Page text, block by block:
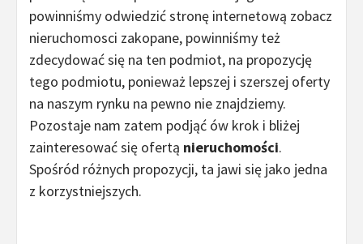
powinniśmy odwiedzić stronę internetową zobacz
nieruchomosci zakopane, powinniśmy też
zdecydować się na ten podmiot, na propozycję
tego podmiotu, ponieważ lepszej i szerszej oferty
na naszym rynku na pewno nie znajdziemy.
Pozostaje nam zatem podjąć ów krok i bliżej
zainteresować się ofertą nieruchomości.
Spośród różnych propozycji, ta jawi się jako jedna
z korzystniejszych.